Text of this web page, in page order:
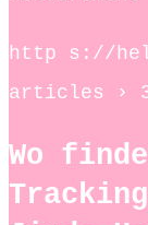
http s://
articles ›
Wo